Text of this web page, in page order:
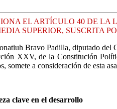
EL ARTÍCULO 40 DE LA
SUPERIOR, SUSCRITA
Bravo Padilla, diputado
XXV, de la Constitución
somete a consideración de esta
clave en el desarrollo